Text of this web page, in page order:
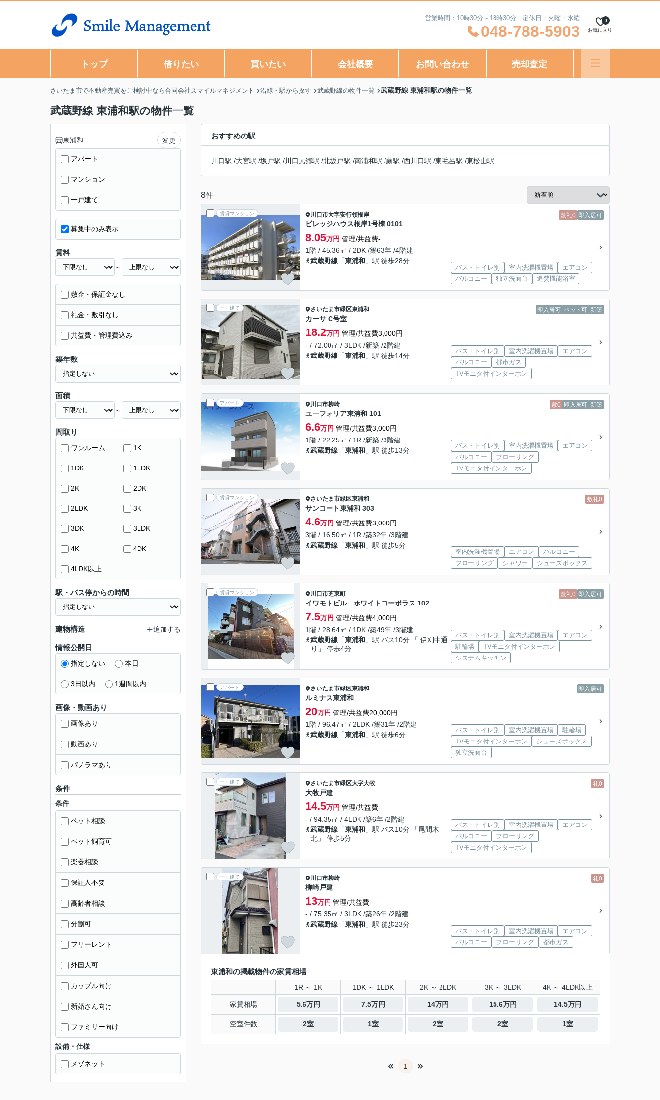
営業時間：10時30分～18時30分 定休日：火曜・水曜
048-788-5903 お気に入り
0
トップ 借りたい 買いたい 会社概要 お問い合わせ 売却査定
さいたま市で不動産売買をご検討中なら合同会社スマイルマネジメント 沿線・駅から探す 武蔵野線の物件一覧 武蔵野線 東浦和駅の物件一覧
武蔵野線 東浦和駅の物件一覧
おすすめの駅
川口駅 /大宮駅 /坂戸駅 /川口元郷駅 /北坂戸駅 /南浦和駅 /蕨駅 /西川口駅 /東毛呂駅 /東松山駅
8件
賃貸マンション 敷礼0 即入居可
川口市大字安行領根岸
ビレッジハウス根岸1号棟 0101
8.05万円 管理/共益費-
1階 / 45.36㎡ / 2DK /築63年 /4階建
武蔵野線 「東浦和 」駅 徒歩28分
バス・トイレ別 室内洗濯機置場
エアコン
バルコニー
独立洗面台 追焚機能浴室
一戸建て 即入居可 ペット可 新築
さいたま市緑区東浦和
カーサ C号室
18.2万円 管理/共益費3,000円
- / 72.00㎡ / 3LDK /新築 /2階建
武蔵野線 「東浦和 」駅 徒歩14分
バス・トイレ別 室内洗濯機置場
エアコン
バルコニー
都市ガス
TVモニタ付インターホン
アパート 敷0 即入居可 新築
川口市柳崎
ユーフォリア東浦和 101
6.6万円 管理/共益費3,000円
1階 / 22.25㎡ / 1R /新築 /3階建
武蔵野線 「東浦和 」駅 徒歩13分
バス・トイレ別 室内洗濯機置場
エアコン
バルコニー
フローリング
TVモニタ付インターホン
賃貸マンション 敷礼0
さいたま市緑区東浦和
サンコート東浦和 303
4.6万円 管理/共益費3,000円
3階 / 16.50㎡ / 1R /築32年 /3階建
武蔵野線 「東浦和 」駅 徒歩5分
室内洗濯機置場 エアコン
バルコニー
フローリング
シャワー シューズボックス
賃貸マンション 敷礼0 即入居可
川口市芝東町
イワモトビル ホワイトコーポラス 102
7.5万円 管理/共益費4,000円
1階 / 28.64㎡ / 1DK /築49年 /3階建
武蔵野線 「東浦和 」駅 バス10分 「 伊刈中通
り」 停歩4分
バス・トイレ別 室内洗濯機置場
エアコン
駐輪場
TVモニタ付インターホン
システムキッチン
アパート 即入居可
さいたま市緑区東浦和
ルミナス東浦和
20万円 管理/共益費20,000円
1階 / 96.47㎡ / 2LDK /築31年 /2階建
武蔵野線 「東浦和 」駅 徒歩6分
バス・トイレ別 室内洗濯機置場
駐輪場
TVモニタ付インターホン
シューズボックス
独立洗面台
一戸建て 礼0
さいたま市緑区大字大牧
大牧戸建
14.5万円 管理/共益費-
- / 94.35㎡ / 4LDK /築6年 /2階建
武蔵野線 「東浦和 」駅 バス10分 「尾間木
北」 停歩5分
バス・トイレ別 室内洗濯機置場
エアコン
バルコニー
フローリング
TVモニタ付インターホン
一戸建て 礼0
川口市柳崎
柳崎戸建
13万円 管理/共益費-
- / 75.35㎡ / 3LDK /築26年 /2階建
武蔵野線 「東浦和 」駅 徒歩23分
バス・トイレ別 室内洗濯機置場
エアコン
バルコニー
フローリング 都市ガス
東浦和の掲載物件の家賃相場
1R ～ 1K 1DK ～ 1LDK 2K ～ 2LDK 3K ～ 3LDK 4K ～ 4LDK以上
家賃相場 5.6万円 7.5万円 14万円 15.6万円 14.5万円
空室件数 2室 1室 2室 2室 1室
1
東浦和 変更
アパート
マンション
一戸建て
募集中のみ表示
賃料
～
敷金・保証金なし
礼金・敷引なし
共益費・管理費込み
築年数
面積
～
間取り
ワンルーム 1K
1DK 1LDK
2K 2DK
2LDK 3K
3DK 3LDK
4K 4DK
4LDK以上
駅・バス停からの時間
建物構造 追加する
情報公開日
指定しない 本日
3日以内 1週間以内
画像・動画あり
画像あり
動画あり
パノラマあり
条件
条件
ペット相談
ペット飼育可
楽器相談
保証人不要
高齢者相談
分割可
フリーレント
外国人可
カップル向け
新婚さん向け
ファミリー向け
設備・仕様
メゾネット